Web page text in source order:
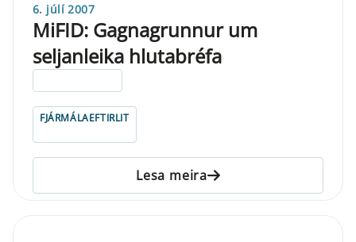
6. júlí 2007
MiFID: Gagnagrunnur um
seljanleika hlutabréfa
FJÁRMÁLAEFTIRLIT
Lesa meira